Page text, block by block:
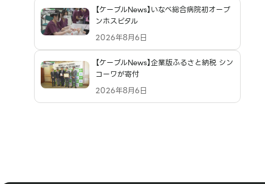
【ケーブルNews】いなべ総合病院初オープ
ンホスピタル
2026年8月6日
【ケーブルNews】企業版ふるさと納税 シン
コーワが寄付
2026年8月6日